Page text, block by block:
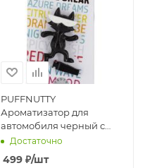
PUFFNUTTY
Ароматизатор для
автомобиля черный с
ароматом COFFE BREAK
| КОФЕ-БРЕЙК
Достаточно
499₽/шт